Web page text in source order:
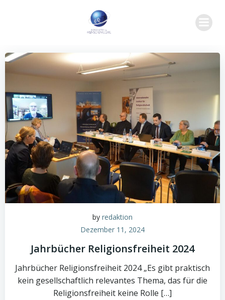
by redaktion
Dezember 11, 2024
Jahrbücher Religionsfreiheit 2024
Jahrbücher Religionsfreiheit 2024 „Es gibt praktisch
kein gesellschaftlich relevantes Thema, das für die
Religionsfreiheit keine Rolle […]